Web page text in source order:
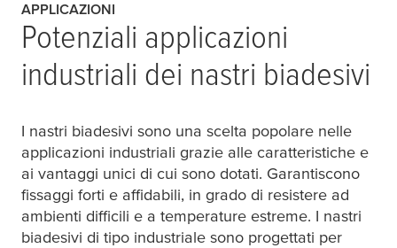
APPLICAZIONI
Potenziali applicazioni
industriali dei nastri biadesivi
I nastri biadesivi sono una scelta popolare nelle
applicazioni industriali grazie alle caratteristiche e
ai vantaggi unici di cui sono dotati. Garantiscono
fissaggi forti e affidabili, in grado di resistere ad
ambienti difficili e a temperature estreme. I nastri
biadesivi di tipo industriale sono progettati per